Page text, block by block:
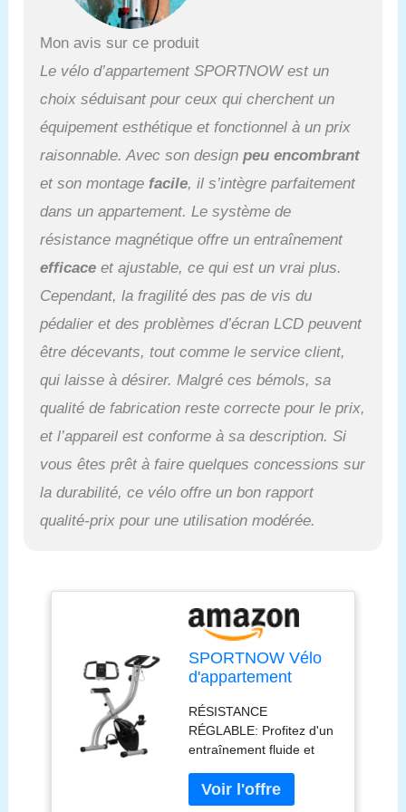
s'adapter à différentes
offrir un confort optimal.
ENTRAÎNEMENT
INTERACTIF : Suivez
votre progression grâce à
l'écran LCD qui affiche les
données en temps réel et
est équipé de poignées
avec capteurs de
rendant ce vélo
d'appartement pliable un
passionnés de fitness.
SPÉCIFICATIONS : Dim.
cm. Dim. pliées : 43L x
56l x 129H cm. Charge
Assemblage requis.
Mon avis sur ce produit
Le vélo d’appartement SPORTNOW est un
choix séduisant pour ceux qui cherchent un
équipement esthétique et fonctionnel à un prix
raisonnable. Avec son designpeu encombrant
et son montagefacile, il s’intègre parfaitement
dans un appartement. Le système de
résistance magnétique offre un entraînement
efficace et ajustable, ce qui est un vrai plus.
Cependant, la fragilité des pas de vis du
pédalier et des problèmes d’écran LCD peuvent
être décevants, tout comme le service client,
qui laisse à désirer. Malgré ces bémols, sa
qualité de fabrication reste correcte pour le prix,
et l’appareil est conforme à sa description. Si
vous êtes prêt à faire quelques concessions sur
la durabilité, ce vélo offre un bon rapport
qualité-prix pour une utilisation modérée.
SPORTNOW Vélo
d'appartement
fitness, vélo
d'intérieur 8 niveaux
de résistance
magnétique, selle
réglable, poignées,
RÉSISTANCE
RÉGLABLE: Profitez d'un
entraînement fluide et
d'exercice doté d'une
résistance magnétique